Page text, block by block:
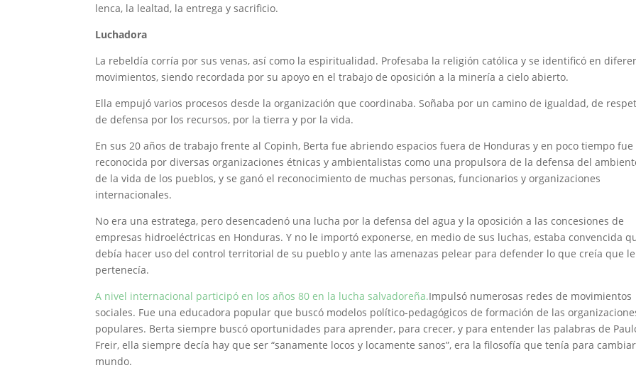
lenca, la lealtad, la entrega y sacrificio.
Luchadora
La rebeldía corría por sus venas, así como la espiritualidad. Profesaba la religión católica y se identificó en
movimientos, siendo recordada por su apoyo en el trabajo de oposición a la minería a cielo abierto.
Ella empujó varios procesos desde la organización que coordinaba. Soñaba por un camino de igualdad, de
de defensa por los recursos, por la tierra y por la vida.
En sus 20 años de trabajo frente al Copinh, Berta fue abriendo espacios fuera de Honduras y en poco tiempo fue
reconocida por diversas organizaciones étnicas y ambientalistas como una propulsora de la defensa del
de la vida de los pueblos, y se ganó el reconocimiento de muchas personas, funcionarios y organizaciones
internacionales.
No era una estratega, pero desencadenó una lucha por la defensa del agua y la oposición a las concesiones de
empresas hidroeléctricas en Honduras. Y no le importó exponerse, en medio de sus luchas, estaba convencida
debía hacer uso del control territorial de su pueblo y ante las amenazas pelear para defender lo que creía que le
pertenecía.
A nivel internacional participó en los años 80 en la lucha salvadoreña.Impulsó numerosas redes de movimientos
sociales. Fue una educadora popular que buscó modelos político-pedagógicos de formación de las
populares. Berta siempre buscó oportunidades para aprender, para crecer, y para entender las palabras de
Freir, ella siempre decía hay que ser “sanamente locos y locamente sanos”, era la filosofía que tenía para
mundo.